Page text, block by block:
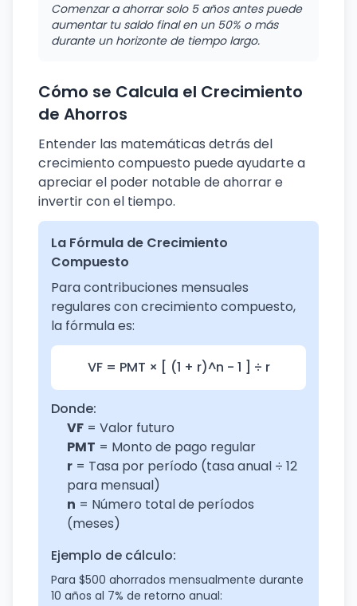
Comenzar a ahorrar solo 5 años antes puede
aumentar tu saldo final en un 50% o más
durante un horizonte de tiempo largo.
Cómo se Calcula el Crecimiento
de Ahorros
Entender las matemáticas detrás del
crecimiento compuesto puede ayudarte a
apreciar el poder notable de ahorrar e
invertir con el tiempo.
La Fórmula de Crecimiento
Compuesto
Para contribuciones mensuales
regulares con crecimiento compuesto,
la fórmula es:
VF = PMT × [ (1 + r)^n - 1 ] ÷ r
Donde:
VF = Valor futuro
PMT = Monto de pago regular
r = Tasa por período (tasa anual ÷ 12
para mensual)
n = Número total de períodos
(meses)
Ejemplo de cálculo:
Para $500 ahorrados mensualmente durante
10 años al 7% de retorno anual: